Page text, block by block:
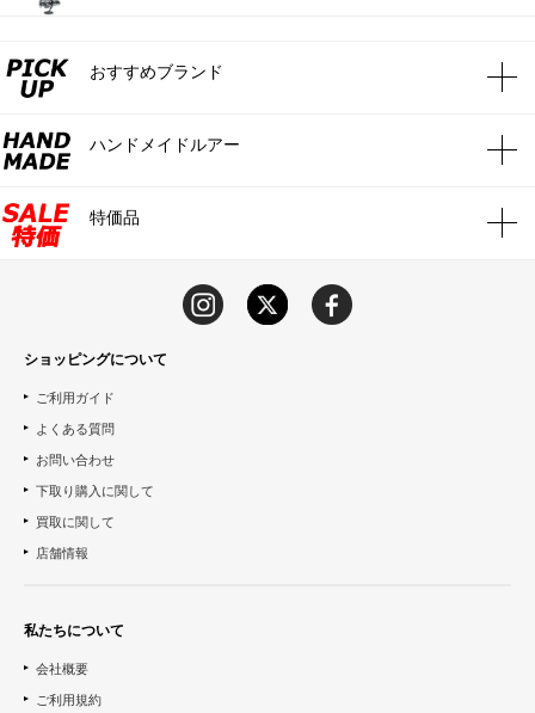
おすすめブランド
ハンドメイドルアー
特価品
ショッピングについて
ご利用ガイド
よくある質問
お問い合わせ
下取り購入に関して
買取に関して
店舗情報
私たちについて
会社概要
ご利用規約